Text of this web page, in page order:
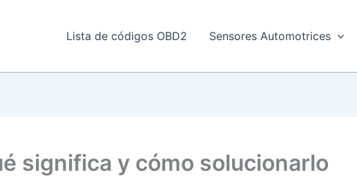
Lista de códigos OBD2 Sensores Automotrices
significa y cómo solucionarlo